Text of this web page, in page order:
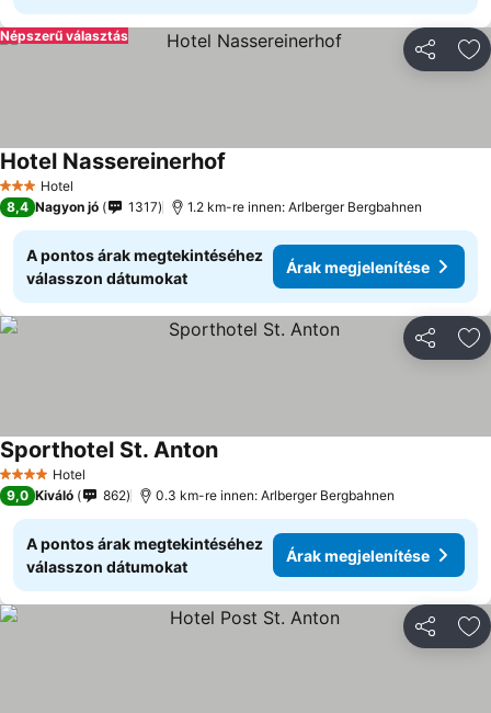
Népszerű választás
3 Kategória
Hotel
Hotel Nassereinerhof
8,4 Nagyon jó 1317 1.2 km-re innen: Arlberger Bergbahnen
A pontos árak megtekintéséhez
válasszon dátumokat
Árak megjelenítése
4 KategóriaHotel
Sporthotel St. Anton
9,0 Kiváló 862 0.3 km-re innen: Arlberger Bergbahnen
A pontos árak megtekintéséhez
válasszon dátumokat
Árak megjelenítése